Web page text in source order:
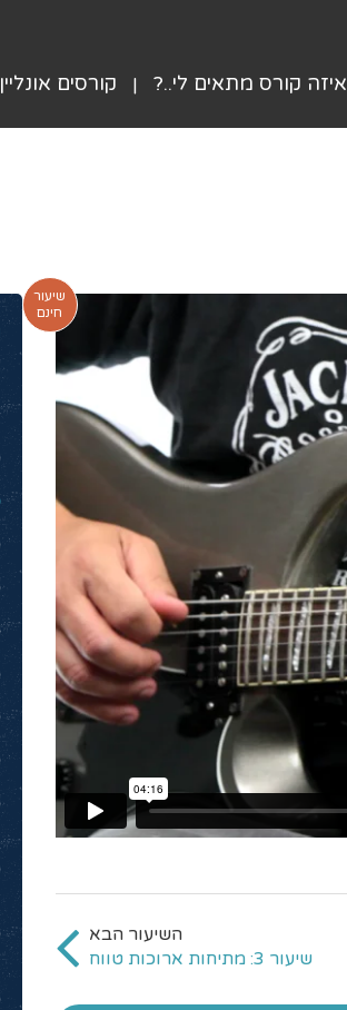
איזה קורס מתאים לי..? קורסים אונליין
שיעור
חינם
שיעור 3: מתיחות ארוכות טווח